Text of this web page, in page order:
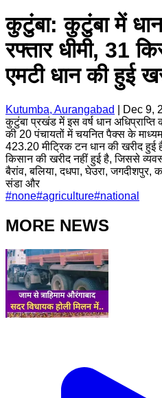
कुटुंबा: कुटुंबा में धान
रफ्तार धीमी, 31
एमटी धान की हुई
Kutumba, Aurangabad
Dec 9,
कुटुंबा प्रखंड में इस वर्ष धान
की 20 पंचायतों में चयनित पैक्स के
423.20 मीट्रिक टन धान की खरीद
किसान की खरीद नहीं हुई है, जिससे
बैरांव, बलिया, दधपा, घेउरा, जगदीशपुर,
संडा और
#none#agriculture#national
MORE NEWS